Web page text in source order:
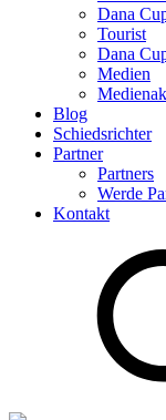
Dana
Tourist
Dana
Medien
Blog
Schiedsrichter
Partner
Partners
Werde
Kontakt